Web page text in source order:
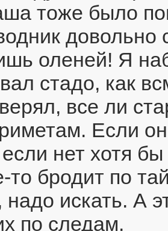
тоже было
довольно
оленей! Я
стадо, как
все ли
Если
нет хотя
то бродит по
надо искать. А
по следам.